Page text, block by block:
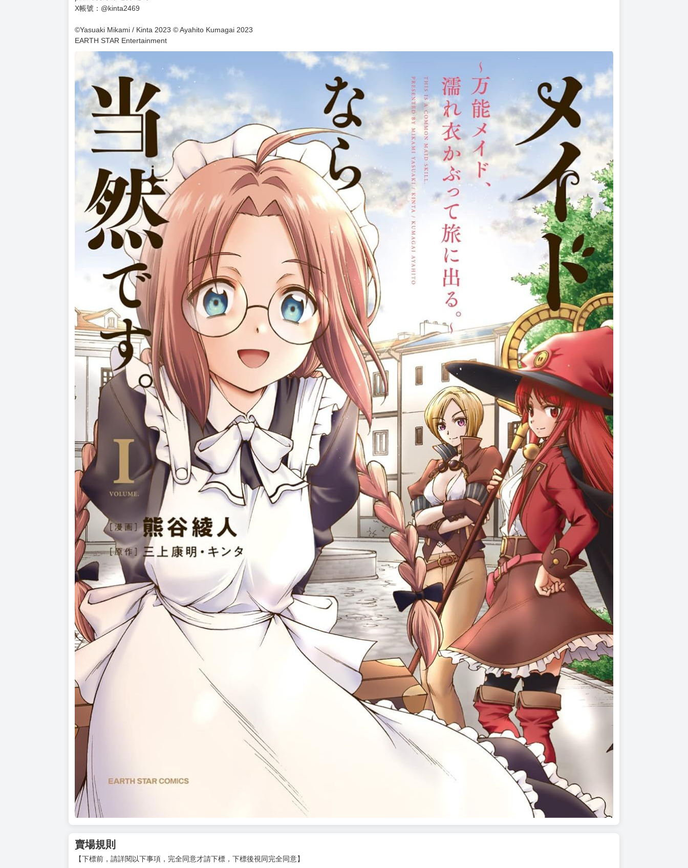
原作：三上康明
著有《身為女僕這是當然的。～遭受誣陷的萬能女僕決定踏上旅途～》、《察知されない最強職（ルール・ブレイカー）》、《裏庭の隠しダンジョンで「起業」し、年収
120億円を達成するための戦略》等作品。
角色原案：キンタ
日本插畫家，畫風細膩，
繪有《領民0人スタートの辺境領主様》等作品的插畫。
pixiv users id=2397243
X帳號：@kinta2469
©Yasuaki Mikami / Kinta 2023 © Ayahito Kumagai 2023
EARTH STAR Entertainment